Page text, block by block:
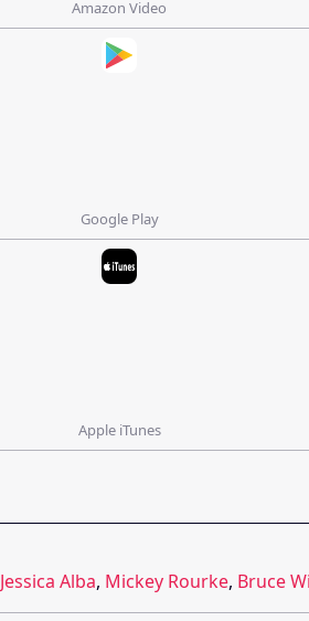
Amazon Video
Google Play
Apple iTunes
Jessica Alba, Mickey Rourke, Bruce